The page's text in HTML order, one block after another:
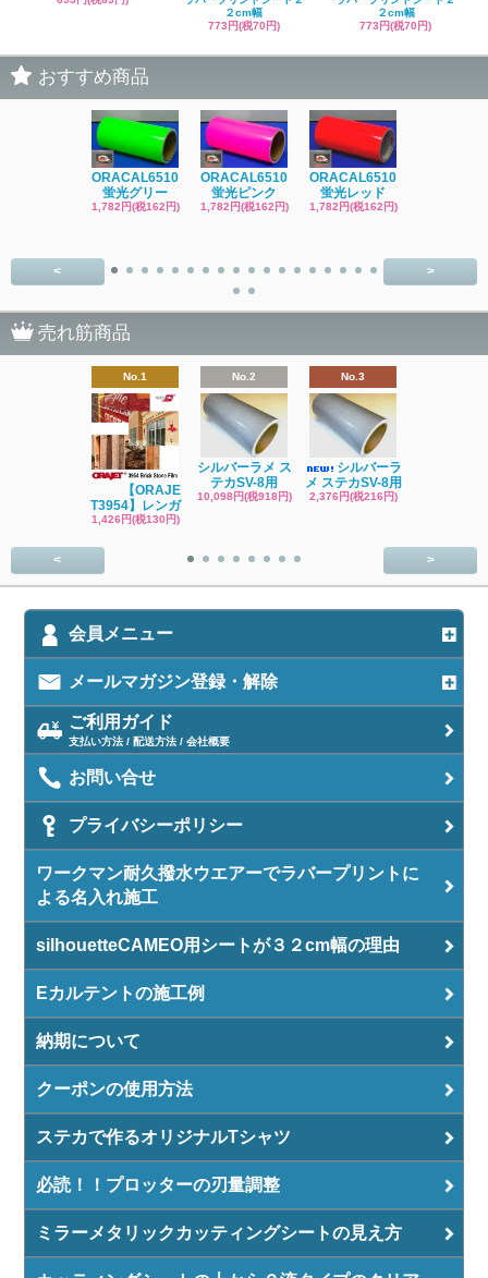
２cm幅
773円(税70円)
２cm幅
773円(税70円)
おすすめ商品
ORACAL6510
蛍光グリー
1,782円(税162円)
ORACAL6510
蛍光ピンク
1,782円(税162円)
ORACAL6510
蛍光レッド
1,782円(税162円)
< >
売れ筋商品
No.1
【ORAJE
T3954】レンガ
1,426円(税130円)
No.2
シルバーラメ ス
テカSV-8用
10,098円(税918円)
No.3
シルバーラ
メ ステカSV-8用
2,376円(税216円)
< >
会員メニュー
メールマガジン登録・解除
ご利用ガイド
支払い方法 / 配送方法 / 会社概要
お問い合せ
プライバシーポリシー
ワークマン耐久撥水ウエアーでラバープリントに
よる名入れ施工
silhouetteCAMEO用シートが３２cm幅の理由
Eカルテントの施工例
納期について
クーポンの使用方法
ステカで作るオリジナルTシャツ
必読！！プロッターの刃量調整
ミラーメタリックカッティングシートの見え方